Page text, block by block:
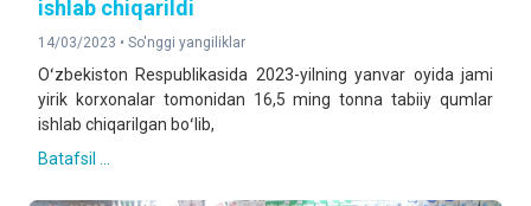
ishlab chiqarildi
14/03/2023 • So'nggi yangiliklar
Oʻzbekiston Respublikasida 2023-yilning yanvar oyida jami
yirik korxonalar tomonidan 16,5 ming tonna tabiiy qumlar
ishlab chiqarilgan boʻlib,
Batafsil ...